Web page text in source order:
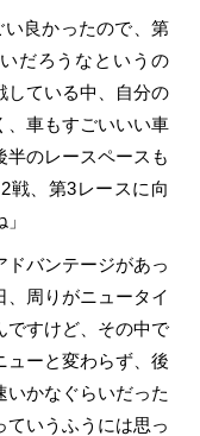
良かったので、第
だろうなというの
している中、自分の
、車もすごいいい車
半のレースペースも
戦、第3レースに向
ドバンテージがあっ
、周りがニュータイ
ですけど、その中で
ューと変わらず、後
かなぐらいだった
いうふうには思っ